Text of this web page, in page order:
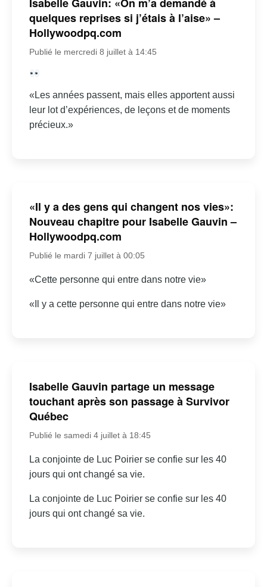
quelques reprises si j’étais à l’aise» –
Hollywoodpq.com
Publié le mercredi 8 juillet à 14:45
«Les années passent, mais elles apportent aussi
leur lot d’expériences, de leçons et de moments
précieux.»
«Il y a des gens qui changent nos vies»:
Nouveau chapitre pour Isabelle Gauvin –
Hollywoodpq.com
Publié le mardi 7 juillet à 00:05
«Cette personne qui entre dans notre vie»
«Il y a cette personne qui entre dans notre vie»
Isabelle Gauvin partage un message
touchant après son passage à Survivor
Québec
Publié le samedi 4 juillet à 18:45
La conjointe de Luc Poirier se confie sur les 40
jours qui ont changé sa vie.
La conjointe de Luc Poirier se confie sur les 40
jours qui ont changé sa vie.